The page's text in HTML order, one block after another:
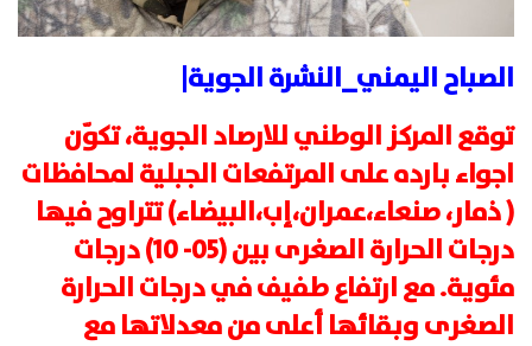
الصباح اليمني_النشرة الجوية|
توقع المركز الوطني للارصاد الجوية، تكوّن
اجواء بارده على المرتفعات الجبلية لمحافظات
( ذمار، صنعاء،عمران،إب،البيضاء) تتراوح فيها
درجات الحرارة الصغرى بين (05- 10) درجات
مئوية. مع ارتفاع طفيف في درجات الحرارة
الصغرى وبقائها أعلى من معدلاتها مع